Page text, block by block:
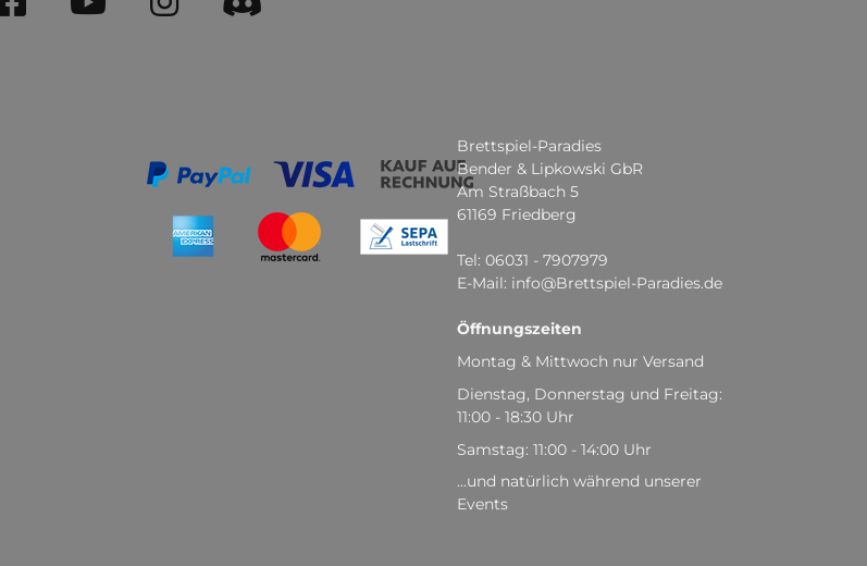
Brettspiel-Paradies
Bender & Lipkowski GbR
Am Straßbach 5
61169 Friedberg
Tel: 06031 - 7907979
E-Mail: info@Brettspiel-Paradies.de
Öffnungszeiten
Montag & Mittwoch nur Versand
Dienstag, Donnerstag und Freitag:
11:00 - 18:30 Uhr
Samstag: 11:00 - 14:00 Uhr
...und natürlich während unserer
Events